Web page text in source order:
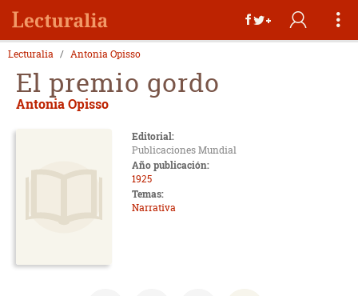
Lecturalia Antonia Opisso
El premio gordo
Antonia Opisso
Editorial:
Publicaciones Mundial
Año publicación:
1925
Temas:
Narrativa